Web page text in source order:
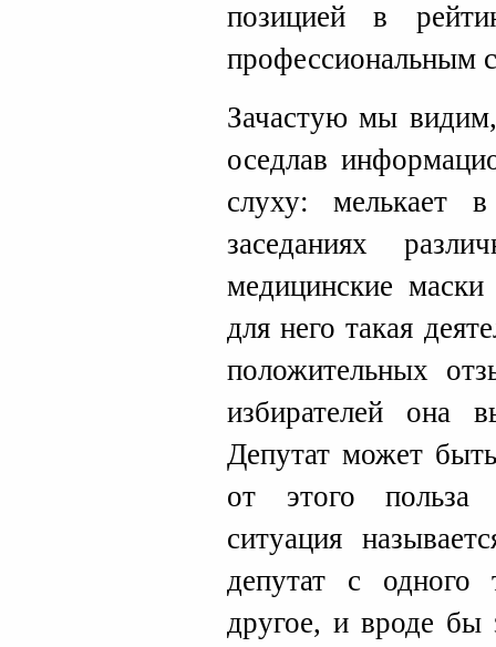
позицией в
профессиональным
Зачастую мы
оседлав
слуху: мелькает
заседаниях
медицинские
для него такая
положительных
избирателей она
Депутат может
от этого
ситуация
депутат с одного
другое, и вроде бы